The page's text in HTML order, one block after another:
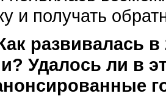
и получать
развивалась
Удалось ли в